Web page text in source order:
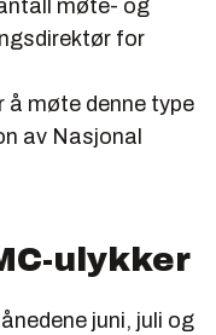
møte- og
for
å møte denne type
av Nasjonal
ulykker
juni, juli og